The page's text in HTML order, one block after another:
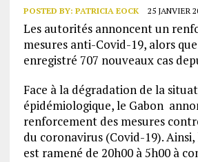
POSTED BY: PATRICIA EOCK 25 JANVIER
Les autorités annoncent un
mesures anti-Covid-19, alors
enregistré 707 nouveaux cas
Face à la dégradation de la
épidémiologique, le Gabon
renforcement des mesures
du coronavirus (Covid-19).
est ramené de 20h00 à 5h00 à